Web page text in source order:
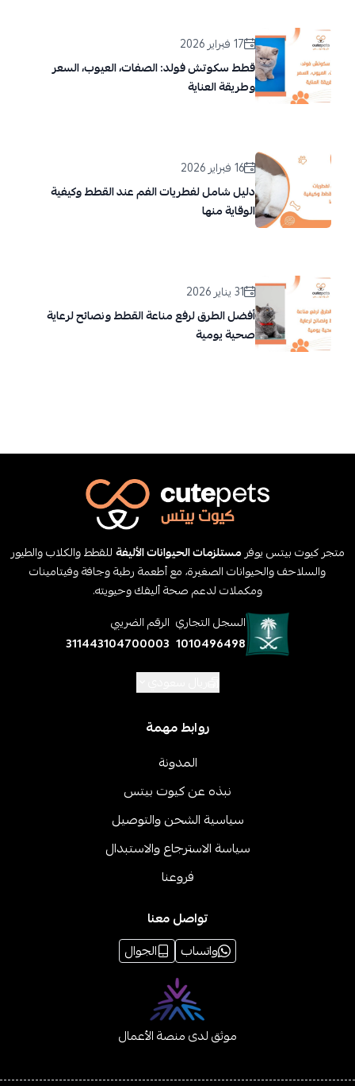
17 فبراير 2026
قطط سكوتش فولد: الصفات، العيوب، السعر
وطريقة العناية
16 فبراير 2026
دليل شامل لفطريات الفم عند القطط وكيفية
الوقاية منها
31 يناير 2026
أفضل الطرق لرفع مناعة القطط ونصائح لرعاية
صحية يومية
متجر كيوت بيتس يوفر مستلزمات الحيوانات الأليفةللقطط والكلاب والطيور
والسلاحف والحيوانات الصغيرة، مع أطعمة رطبة وجافة وفيتامينات
ومكملات لدعم صحة أليفك وحيويته.
السجل التجاري
1010496498
الرقم الضريبي
311443104700003
روابط مهمة
المدونة
نبذه عن كيوت بيتس
سياسية الشحن والتوصيل
سياسة الاسترجاع والاستبدال
فروعنا
تواصل معنا
واتساب
الجوال
موثق لدى منصة الأعمال